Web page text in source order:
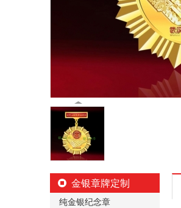
金银章牌定制
纯金银纪念章